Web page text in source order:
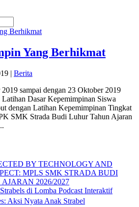
Yang Berhikmat
| Berita
sampai dengan 23 Oktober 2019
Dasar Kepemimpinan Siswa
dengan Latihan Kepemimpinan Tingkat
SMK Strada Budi Luhur Tahun Ajaran
BY TECHNOLOGY AND
MPLS SMK STRADA BUDI
2026/2027
di Lomba Podcast Interaktif
Aksi Nyata Anak Strabel